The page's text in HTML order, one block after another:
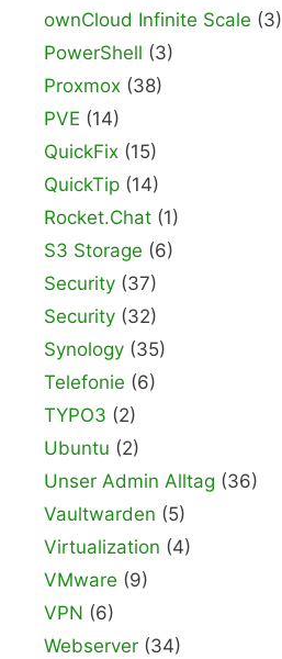
ownCloud Infinite Scale (3)
PowerShell (3)
Proxmox (38)
PVE (14)
QuickFix (15)
QuickTip (14)
Rocket.Chat (1)
S3 Storage (6)
Security (37)
Security (32)
Synology (35)
Telefonie (6)
TYPO3 (2)
Ubuntu (2)
Unser Admin Alltag (36)
Vaultwarden (5)
Virtualization (4)
VMware (9)
VPN (6)
Webserver (34)